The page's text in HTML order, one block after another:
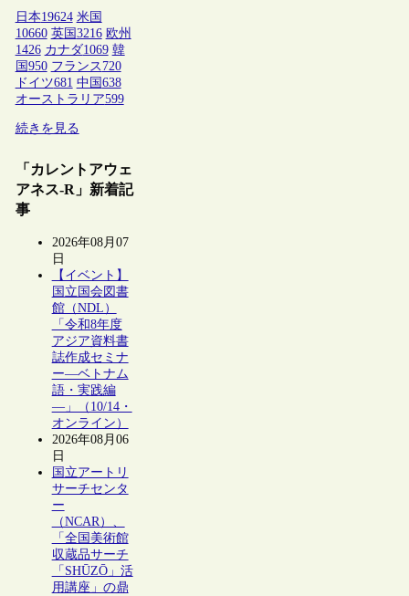
日本19624 米国
10660 英国3216 欧州
1426 カナダ1069 韓
国950 フランス 720
ドイツ681 中国638
オーストラリア599
続きを見る
「カレントアウェ
アネス-R」新着記
事
2026年08月07
日
【イベント】
国立国会図書
館（NDL）
「令和8年度
アジア資料書
誌作成セミナ
ー―ベトナム
語・実践編
―」（10/14・
オンライン）
2026年08月06
日
国立アートリ
サーチセンタ
ー
（NCAR）、
「全国美術館
収蔵品サーチ
「SHŪZŌ」活
用講座」の鼎